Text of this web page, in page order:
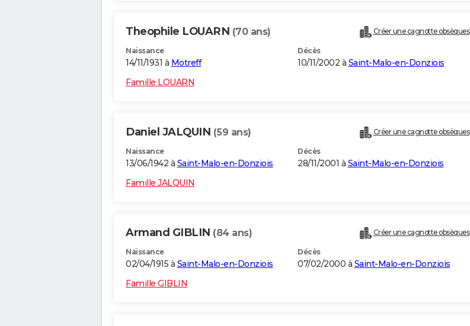
Theophile LOUARN (70 ans) Créer une cagnotte obsèques
Naissance
14/11/1931 à Motreff
Décès
10/11/2002 à Saint-Malo-en-Donziois
Famille LOUARN
Daniel JALQUIN (59 ans) Créer une cagnotte obsèques
Naissance
13/06/1942 à Saint-Malo-en-Donziois
Décès
28/11/2001 à Saint-Malo-en-Donziois
Famille JALQUIN
Armand GIBLIN (84 ans) Créer une cagnotte obsèques
Naissance
02/04/1915 à Saint-Malo-en-Donziois
Décès
07/02/2000 à Saint-Malo-en-Donziois
Famille GIBLIN